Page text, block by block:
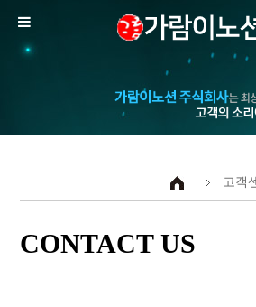
고객
CONTACT US